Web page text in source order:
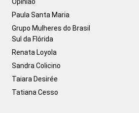
Paula Santa Maria
Grupo Mulheres do Brasil
Sul da Flórida
Renata Loyola
Sandra Colicino
Taiara Desirée
Tatiana Cesso